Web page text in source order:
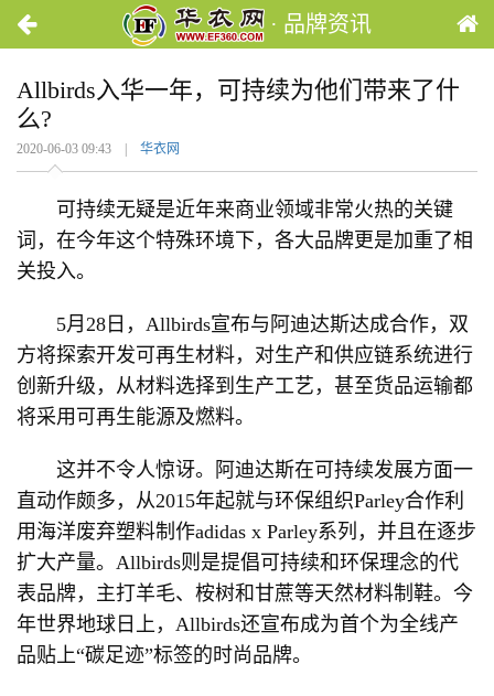
· 品牌资讯
Allbirds入华一年，可持续为他们带来了什
么?
2020-06-03 09:43 | 华衣网
可持续无疑是近年来商业领域非常火热的关键
词，在今年这个特殊环境下，各大品牌更是加重了相
关投入。
5月28日，Allbirds宣布与阿迪达斯达成合作，双
方将探索开发可再生材料，对生产和供应链系统进行
创新升级，从材料选择到生产工艺，甚至货品运输都
将采用可再生能源及燃料。
这并不令人惊讶。阿迪达斯在可持续发展方面一
直动作颇多，从2015年起就与环保组织Parley合作利
用海洋废弃塑料制作adidas x Parley系列，并且在逐步
扩大产量。Allbirds则是提倡可持续和环保理念的代
表品牌，主打羊毛、桉树和甘蔗等天然材料制鞋。今
年世界地球日上，Allbirds还宣布成为首个为全线产
品贴上“碳足迹”标签的时尚品牌。